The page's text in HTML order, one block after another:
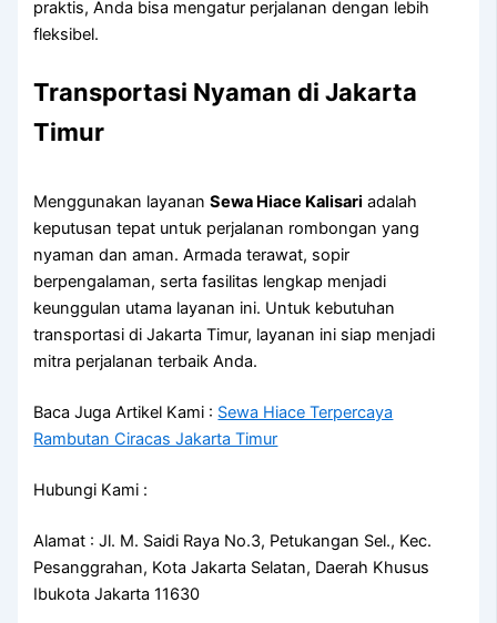
praktis, Anda bisa mengatur perjalanan dengan lebih
fleksibel.
Transportasi Nyaman di Jakarta
Timur
Menggunakan layananSewa Hiace Kalisari adalah
keputusan tepat untuk perjalanan rombongan yang
nyaman dan aman. Armada terawat, sopir
berpengalaman, serta fasilitas lengkap menjadi
keunggulan utama layanan ini. Untuk kebutuhan
transportasi di Jakarta Timur, layanan ini siap menjadi
mitra perjalanan terbaik Anda.
Baca Juga Artikel Kami : Sewa Hiace Terpercaya
Rambutan Ciracas Jakarta Timur
Hubungi Kami :
Alamat : Jl. M. Saidi Raya No.3, Petukangan Sel., Kec.
Pesanggrahan, Kota Jakarta Selatan, Daerah Khusus
Ibukota Jakarta 11630